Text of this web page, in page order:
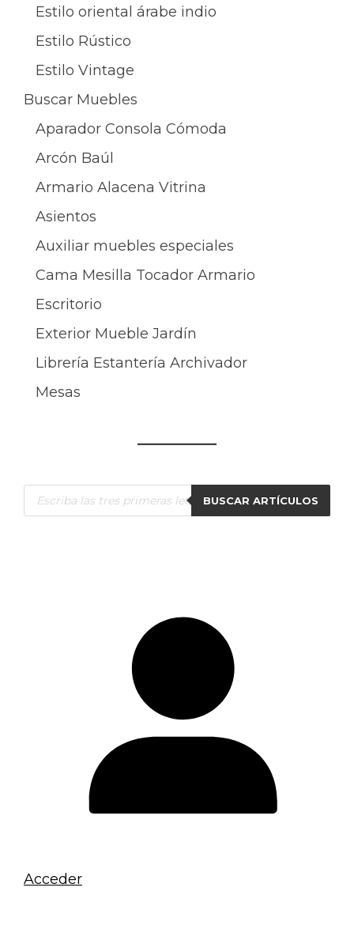
Estilo oriental árabe indio
Estilo Rústico
Estilo Vintage
Buscar Muebles
Aparador Consola Cómoda
Arcón Baúl
Armario Alacena Vitrina
Asientos
Auxiliar muebles especiales
Cama Mesilla Tocador Armario
Escritorio
Exterior Mueble Jardín
Librería Estantería Archivador
Mesas
Búsqueda
de
productos
BUSCAR ARTÍCULOS
Acceder